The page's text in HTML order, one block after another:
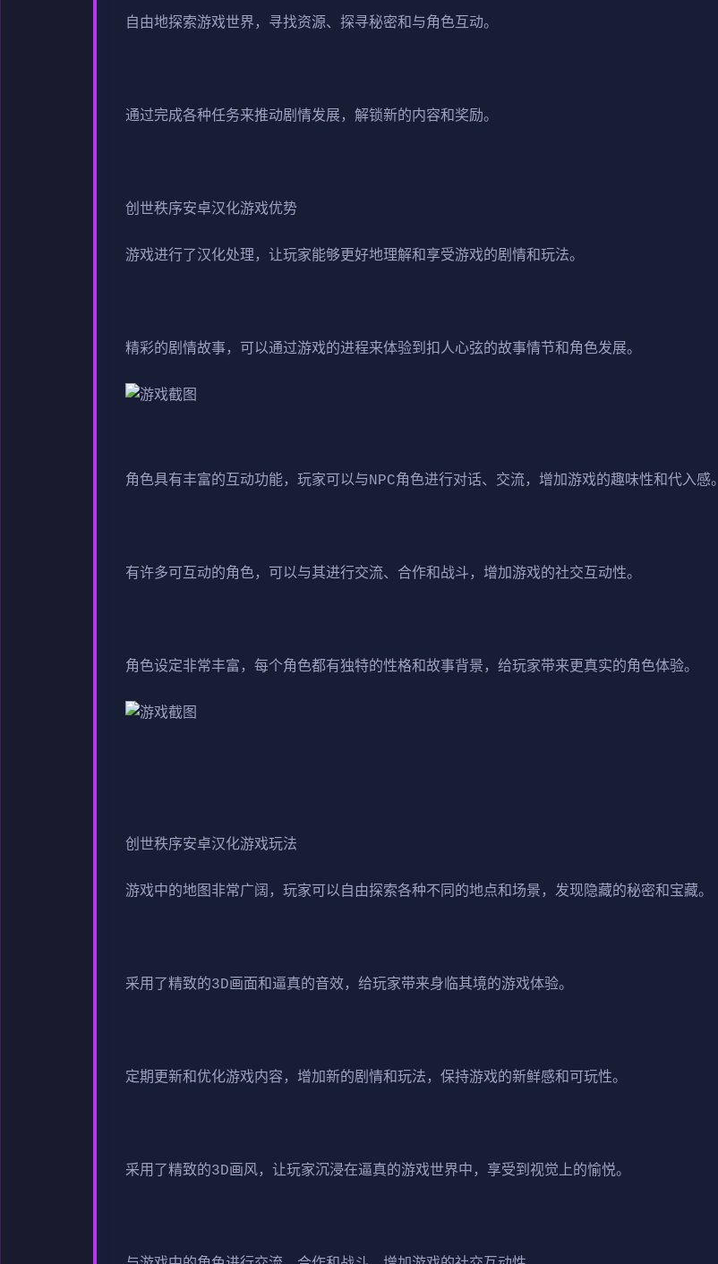
自由地探索游戏世界，寻找资源、探寻秘密和与角色互动。
通过完成各种任务来推动剧情发展，解锁新的内容和奖励。
创世秩序安卓汉化游戏优势
游戏进行了汉化处理，让玩家能够更好地理解和享受游戏的剧情和玩法。
精彩的剧情故事，可以通过游戏的进程来体验到扣人心弦的故事情节和角色发展。
角色具有丰富的互动功能，玩家可以与NPC角色进行对话、交流，增加游戏的趣味性和代入感。
有许多可互动的角色，可以与其进行交流、合作和战斗，增加游戏的社交互动性。
角色设定非常丰富，每个角色都有独特的性格和故事背景，给玩家带来更真实的角色体验。
创世秩序安卓汉化游戏玩法
游戏中的地图非常广阔，玩家可以自由探索各种不同的地点和场景，发现隐藏的秘密和宝藏。
采用了精致的3D画面和逼真的音效，给玩家带来身临其境的游戏体验。
定期更新和优化游戏内容，增加新的剧情和玩法，保持游戏的新鲜感和可玩性。
采用了精致的3D画风，让玩家沉浸在逼真的游戏世界中，享受到视觉上的愉悦。